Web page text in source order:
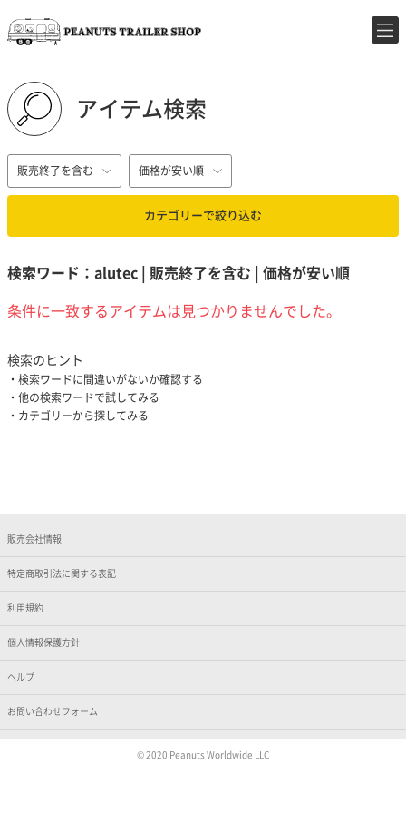
アイテム検索
販売終了を含む 価格が安い順
カテゴリーで絞り込む
検索ワード：alutec | 販売終了を含む | 価格が安い順
条件に一致するアイテムは見つかりませんでした。
検索のヒント
検索ワードに間違いがないか確認する
他の検索ワードで試してみる
カテゴリーから探してみる
販売会社情報
特定商取引法に関する表記
利用規約
個人情報保護方針
ヘルプ
お問い合わせフォーム
© 2020 Peanuts Worldwide LLC